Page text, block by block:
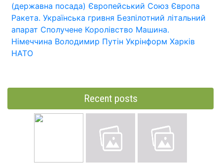
(державна посада) Європейський Союз Європа
Ракета. Українська гривня Безпілотний літальний
апарат Сполучене Королівство Машина.
Німеччина Володимир Путін Укрінформ Харків
НАТО
Recent posts